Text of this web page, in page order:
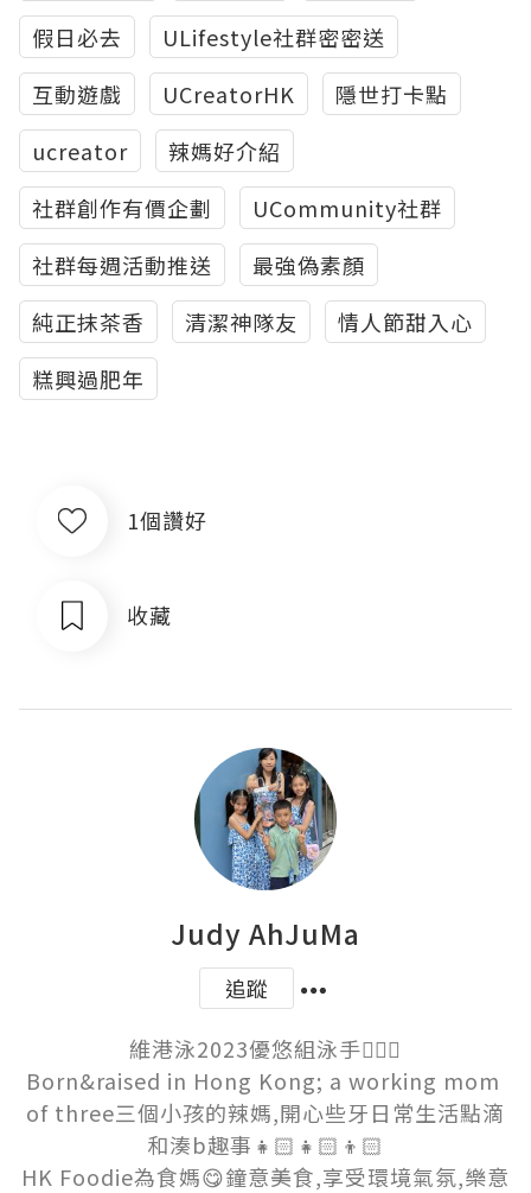
假日必去
ULifestyle社群密密送
互動遊戲
UCreatorHK
隱世打卡點
ucreator
辣媽好介紹
社群創作有價企劃
UCommunity社群
社群每週活動推送
最強偽素顏
純正抹茶香
清潔神隊友
情人節甜入心
糕興過肥年
1個讚好
收藏
Judy AhJuMa
追蹤
維港泳2023優悠組泳手🏊🏻‍♀️
Born&raised in Hong Kong; a working mom
of three三個小孩的辣媽,開心些牙日常生活點滴
和湊b趣事👧🏻👧🏻👦🏻
HK Foodie為食媽😋鐘意美食,享受環境氣氛,樂意